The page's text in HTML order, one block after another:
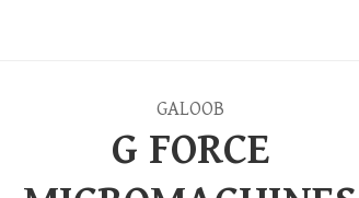
GALOOB
G FORCE